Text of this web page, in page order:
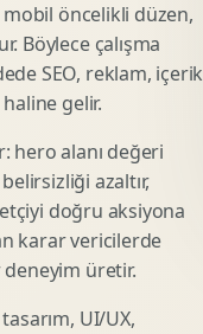
Display Banner Tasarimi
Video Reklam Kreatifi
Outdoor Reklam Tasarimi
Performans Kreatif Seti
Story Reklam Tasarimi
Statik Reklam Gorseli
Motion Banner Tasarimi
öncelikli düzen,
Böylece çalışma
SEO, reklam, içerik
gelir.
hero alanı değeri
azaltır,
doğru aksiyona
karar vericilerde
üretir.
UI/UX,